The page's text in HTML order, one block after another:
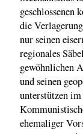
geschlossenen
die
nur seinen
regionales
gewöhnlichen
und seinen
unterstützen
ehemaliger